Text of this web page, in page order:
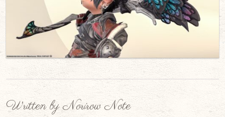
Written by Norirow Note